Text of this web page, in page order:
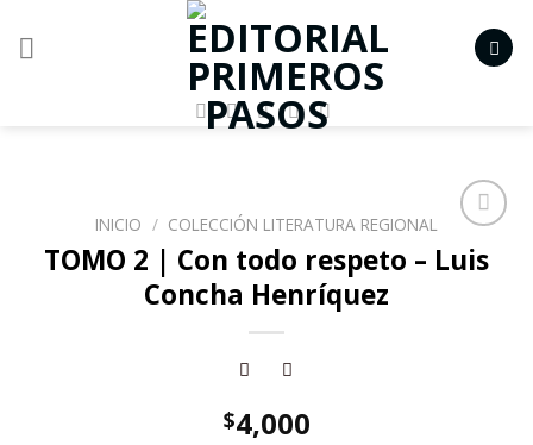
Añadir
a la
INICIO / COLECCIÓN LITERATURA REGIONAL
TOMO 2 | Con todo respeto – Luis
Concha Henríquez
$4,000